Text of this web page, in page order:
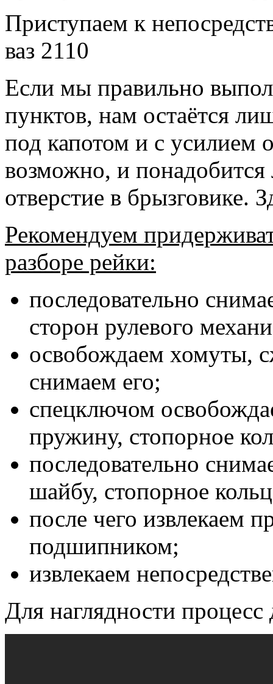
Приступаем к
ваз 2110
Если мы правильно
пунктов, нам остаётся
под капотом и с усилием
возможно, и понадобится
отверстие в брызговике.
Рекомендуем
разборе рейки:
последовательно
сторон рулевого
освобождаем хомуты,
снимаем его;
спецключом
пружину, стопорное
последовательно
шайбу, стопорное
после чего извлекаем
подшипником;
извлекаем
Для наглядности